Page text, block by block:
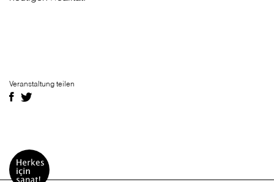
Veranstaltung teilen